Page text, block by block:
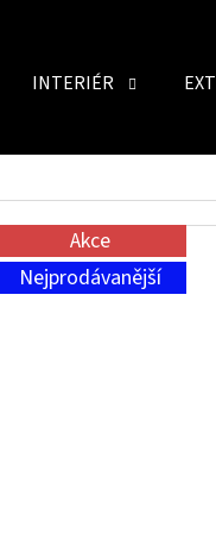
INTERIÉR
Akce
Nejprodávanější